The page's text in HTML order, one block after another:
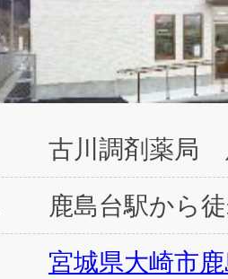
古川調剤薬局
鹿島台駅から
宮城県大崎市